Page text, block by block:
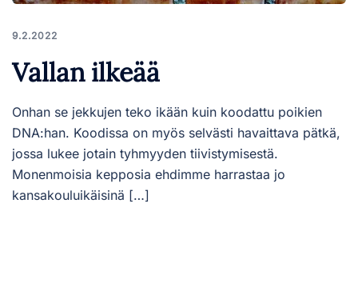
9.2.2022
Vallan ilkeää
Onhan se jekkujen teko ikään kuin koodattu poikien
DNA:han. Koodissa on myös selvästi havaittava pätkä,
jossa lukee jotain tyhmyyden tiivistymisestä.
Monenmoisia kepposia ehdimme harrastaa jo
kansakouluikäisinä […]